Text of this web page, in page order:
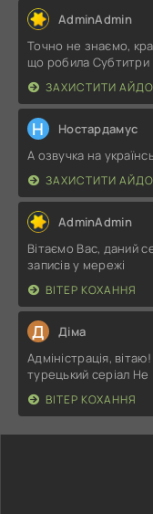
AdminAdmin
Точно не знаємо,
що робила Субтитри
ЗАХИСТИТИ
Н Ностардамус
А озвучка на
ЗАХИСТИТИ
AdminAdmin
Вітаємо Вас, даний
записів у мережі
ВІТЕР КОХАННЯ
Д Діма
Адміністрація,
турецький серіал Не
ВІТЕР КОХАННЯ